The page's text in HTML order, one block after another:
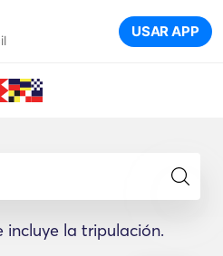
USAR APP
incluye la tripulación.